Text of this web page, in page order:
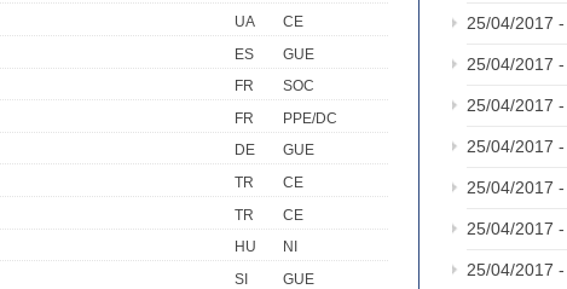
UA
CE
ES
GUE
FR
SOC
FR
PPE/DC
DE
GUE
TR
CE
TR
CE
HU
NI
SI
GUE
25/04/2017 -
25/04/2017 -
25/04/2017 -
25/04/2017 -
25/04/2017 -
25/04/2017 -
25/04/2017 -